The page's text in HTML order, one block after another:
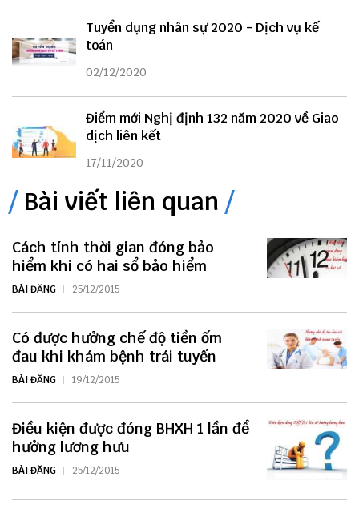
Tuyển dụng nhân sự 2020 - Dịch vụ kế
toán
02/12/2020
Điểm mới Nghị định 132 năm 2020 về Giao
dịch liên kết
17/11/2020
Bài viết liên quan
Cách tính thời gian đóng bảo
hiểm khi có hai sổ bảo hiểm
BÀI ĐĂNG 25/12/2015
Có được hưởng chế độ tiền ốm
đau khi khám bệnh trái tuyến
BÀI ĐĂNG 19/12/2015
Điều kiện được đóng BHXH 1 lần để
hưởng lương hưu
BÀI ĐĂNG 25/12/2015